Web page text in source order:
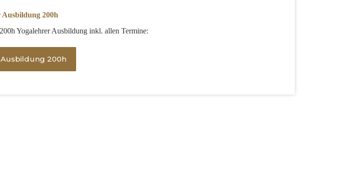
Ausbildung 200h
Yogalehrer Ausbildung inkl. allen Termine:
200h